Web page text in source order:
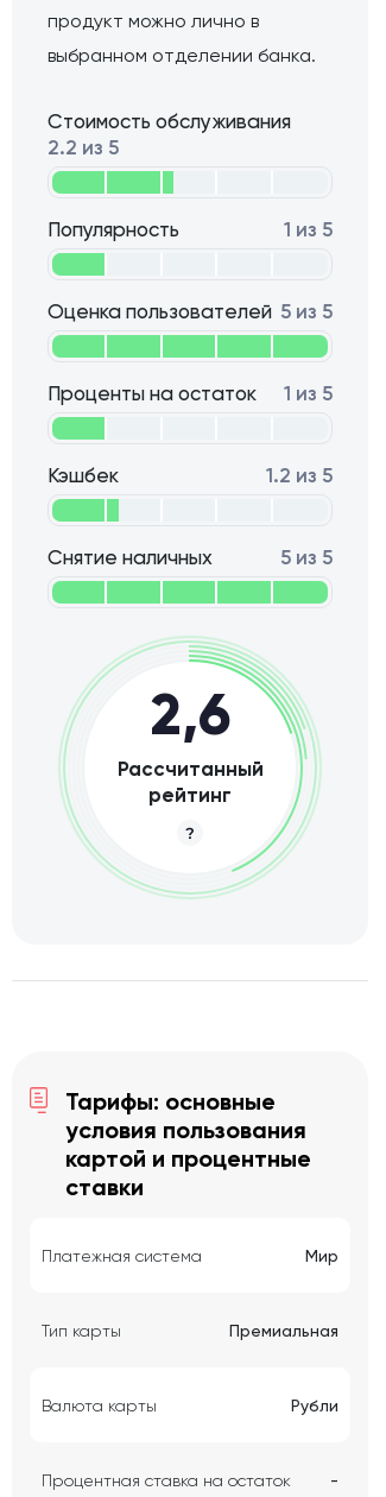
продукт можно лично в
выбранном отделении банка.
Проценты на остаток 1 из 5
Кэшбек 1.2 из 5
Снятие наличных 5 из 5
Стоимость обслуживания
2.2 из 5
Популярность 1 из 5
Оценка пользователей 5 из 5
2,6
Рассчитанный
рейтинг
Тарифы: основные
условия пользования
картой и процентные
ставки
Платежная система Мир
Тип карты Премиальная
Валюта карты Рубли
Процентная ставка на остаток -